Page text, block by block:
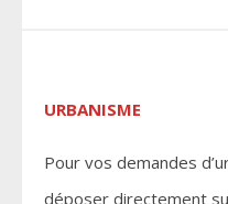
URBANISME
Pour vos demandes
déposer directement